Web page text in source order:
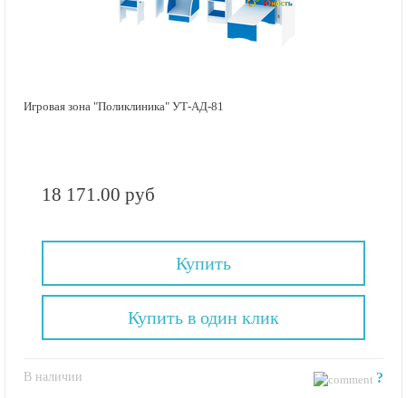
Игровая зона "Поликлиника" УТ-АД-81
18 171.00 руб
Купить
В наличии ?
Купить в один клик